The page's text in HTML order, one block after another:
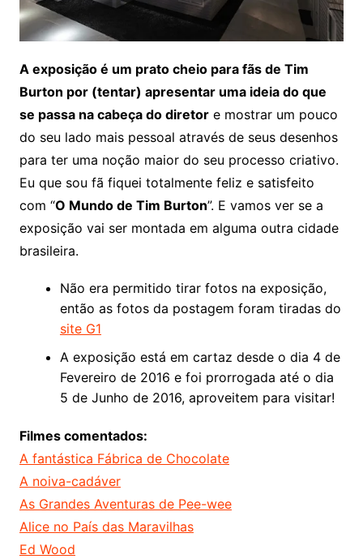
A exposição é um prato cheio para fãs de Tim
Burton por (tentar) apresentar uma ideia do que
se passa na cabeça do diretore mostrar um pouco
do seu lado mais pessoal através de seus desenhos
para ter uma noção maior do seu processo criativo.
Eu que sou fã fiquei totalmente feliz e satisfeito
com “O Mundo de Tim Burton”. E vamos ver se a
exposição vai ser montada em alguma outra cidade
brasileira.
Não era permitido tirar fotos na exposição,
então as fotos da postagem foram tiradas do
site G1
A exposição está em cartaz desde o dia 4 de
Fevereiro de 2016 e foi prorrogada até o dia
5 de Junho de 2016, aproveitem para visitar!
Filmes comentados:
A fantástica Fábrica de Chocolate
A noiva-cadáver
As Grandes Aventuras de Pee-wee
Alice no País das Maravilhas
Ed Wood